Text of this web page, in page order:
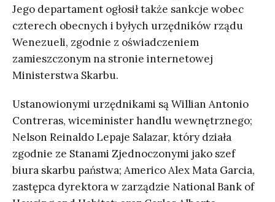
Jego departament ogłosił także sankcje wobec
czterech obecnych i byłych urzędników rządu
Wenezueli, zgodnie z oświadczeniem
zamieszczonym na stronie internetowej
Ministerstwa Skarbu.
Ustanowionymi urzędnikami są Willian Antonio
Contreras, wiceminister handlu wewnętrznego;
Nelson Reinaldo Lepaje Salazar, który działa
zgodnie ze Stanami Zjednoczonymi jako szef
biura skarbu państwa; Americo Alex Mata Garcia,
zastępca dyrektora w zarządzie National Bank of